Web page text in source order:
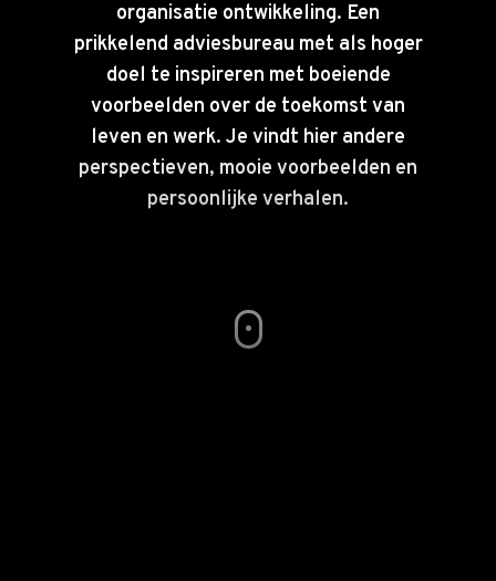
organisatie ontwikkeling. Een
prikkelend adviesbureau met als hoger
doel te inspireren met boeiende
voorbeelden over de toekomst van
leven en werk. Je vindt hier andere
perspectieven, mooie voorbeelden en
persoonlijke verhalen.